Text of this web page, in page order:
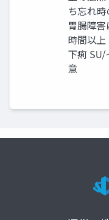
ち忘れ
胃腸障
時間以
下痢 SU/
意